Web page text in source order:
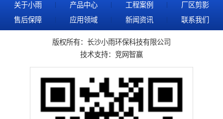
关于小雨 产品中心 工程案例
厂区剪影
售后保障
应用领域 新闻资讯 联系我们
版权所有：长沙小雨环保科技有限公司
技术支持： 竞网智赢